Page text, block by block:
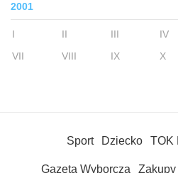
2001
I II III IV
VII
VIII IX X
Sport Dziecko TOK
Gazeta Wyborcza Zakupy